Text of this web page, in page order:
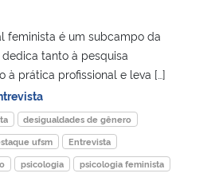
feminista é um subcampo da
tanto à pesquisa
à prática profissional e leva […]
desigualdades de gênero
ufsm
Entrevista
psicologia
psicologia feminista